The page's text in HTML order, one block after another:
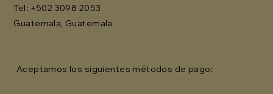
Tel: ‪+502 3098 2053‬
Guatemala, Guatemala
Aceptamos los siguientes métodos de pago: